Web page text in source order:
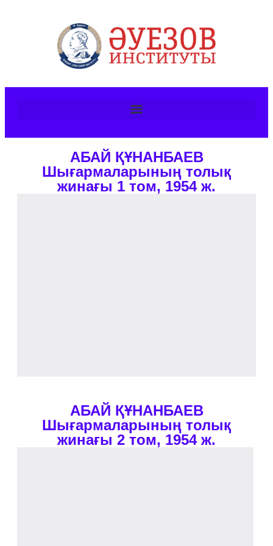
АБАЙ ҚҰНАНБАЕВ
Шығармаларының толық
жинағы 1 том, 1954 ж.
АБАЙ ҚҰНАНБАЕВ
Шығармаларының толық
жинағы 2 том, 1954 ж.